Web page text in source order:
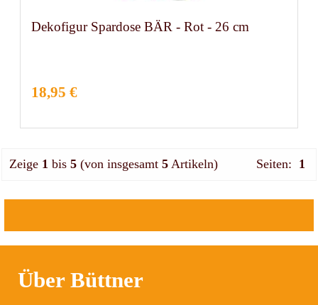
Dekofigur Spardose BÄR - Rot - 26 cm
18,95 €
Zeige 1 bis 5(von insgesamt 5Artikeln) Seiten: 1
Über Büttner